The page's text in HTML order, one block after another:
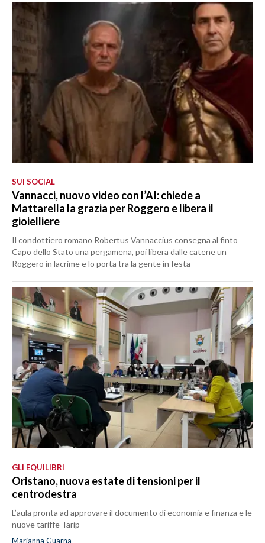
SUI SOCIAL
Vannacci, nuovo video con l’AI: chiede a
Mattarella la grazia per Roggero e libera il
gioielliere
Il condottiero romano Robertus Vannaccius consegna al finto
Capo dello Stato una pergamena, poi libera dalle catene un
Roggero in lacrime e lo porta tra la gente in festa
GLI EQUILIBRI
Oristano, nuova estate di tensioni per il
centrodestra
L’aula pronta ad approvare il documento di economia e finanza e le
nuove tariffe Tarip
Marianna Guarna